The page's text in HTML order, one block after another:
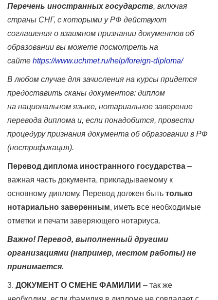
Перечень иностранных государств, включая
страны СНГ, с которыми у РФ действуют
соглашения о взаимном признании документов об
образовании вы можете посмотреть на
сайте https://www.uchmet.ru/help/foreign-diploma/
В любом случае для зачисления на курсы придется
предоставить сканы документов: диплом
на национальном языке, нотариальное заверение
перевода диплома и, если понадобится, провести
процедуру признания документа об образовании в РФ
(нострификация).
Перевод диплома иностранного государства –
важная часть документа, прикладываемому к
основному диплому. Перевод должен быть только
нотариально заверенным, иметь все необходимые
отметки и печати заверяющего нотариуса.
Важно! Перевод, выполненный другими
организациями (например, местом работы) не
принимается.
3. ДОКУМЕНТ О СМЕНЕ ФАМИЛИИ – так же